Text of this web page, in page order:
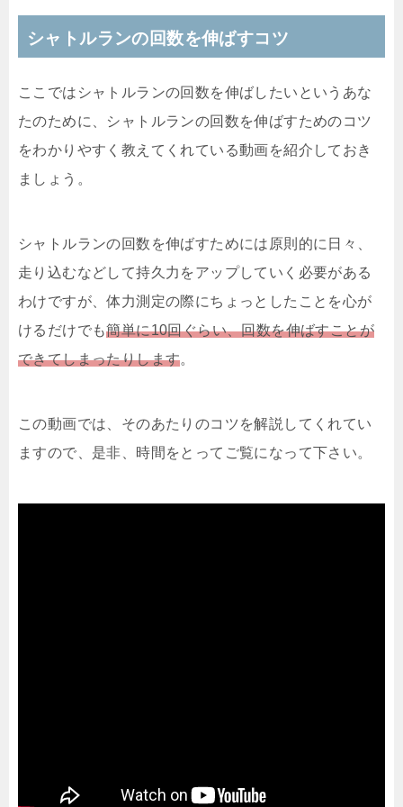
シャトルランの回数を伸ばすコツ
ここではシャトルランの回数を伸ばしたいというあな
たのために、シャトルランの回数を伸ばすためのコツ
をわかりやすく教えてくれている動画を紹介しておき
ましょう。
シャトルランの回数を伸ばすためには原則的に日々、
走り込むなどして持久力をアップしていく必要がある
わけですが、体力測定の際にちょっとしたことを心が
けるだけでも簡単に10回ぐらい、回数を伸ばすことが
できてしまったりします。
この動画では、そのあたりのコツを解説してくれてい
ますので、是非、時間をとってご覧になって下さい。